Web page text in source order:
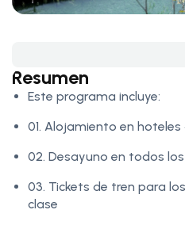
Resumen
Este programa incluye:
01. Alojamiento en
02. Desayuno en todos
03. Tickets de tren para
clase